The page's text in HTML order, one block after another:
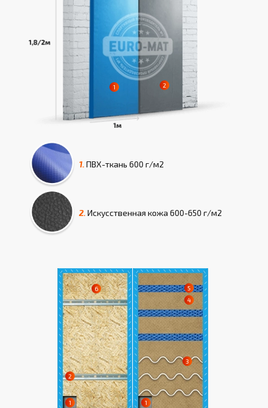
1. ПВХ-ткань 600 г/м2
2. Искусcтвенная кожа 600-650 г/м2